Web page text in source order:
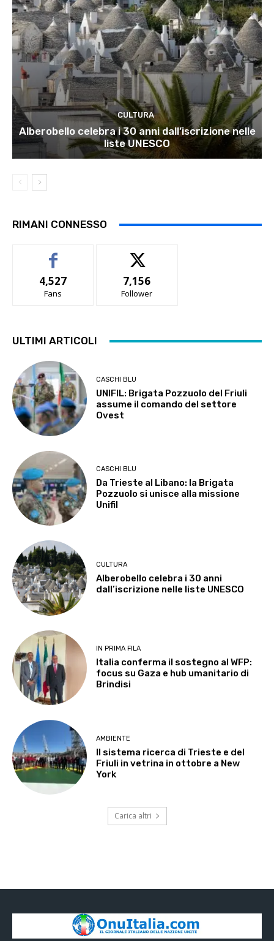
CULTURA
Alberobello celebra i 30 anni dall’iscrizione nelle
liste UNESCO
RIMANI CONNESSO
4,527
Fans
7,156
Follower
ULTIMI ARTICOLI
CASCHI BLU
UNIFIL: Brigata Pozzuolo del Friuli
assume il comando del settore
Ovest
CASCHI BLU
Da Trieste al Libano: la Brigata
Pozzuolo si unisce alla missione
Unifil
CULTURA
Alberobello celebra i 30 anni
dall’iscrizione nelle liste UNESCO
IN PRIMA FILA
Italia conferma il sostegno al WFP:
focus su Gaza e hub umanitario di
Brindisi
AMBIENTE
Il sistema ricerca di Trieste e del
Friuli in vetrina in ottobre a New
York
Carica altri